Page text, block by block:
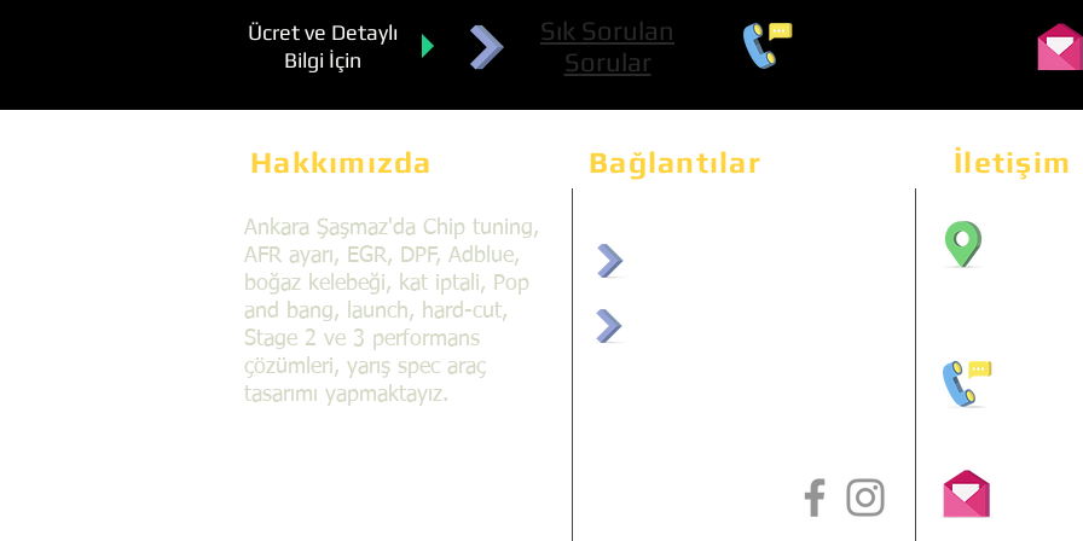
Ücret ve Detaylı
Bilgi İçin
Sık Sorulan
Sorular
Hakkımızda Bağlantılar İletişim
Ankara Şaşmaz'da Chip tuning,
AFR ayarı, EGR, DPF, Adblue,
boğaz kelebeği, kat iptali, Pop
and bang, launch, hard-cut,
Stage 2 ve 3 performans
çözümleri, yarış spec araç
tasarımı yapmaktayız.